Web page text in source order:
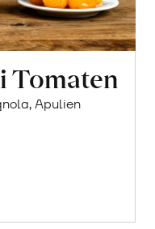
Tomaten
Apulien